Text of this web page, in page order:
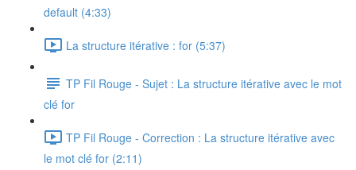
default (4:33)
La structure itérative : for (5:37)
TP Fil Rouge - Sujet : La structure itérative avec le mot
clé for
TP Fil Rouge - Correction : La structure itérative avec
le mot clé for (2:11)